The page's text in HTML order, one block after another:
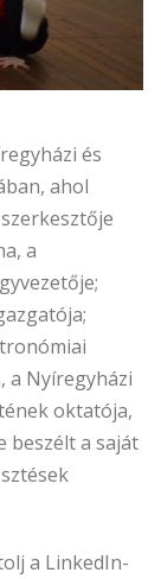
és
ahol
a
a Nyíregyházi
oktatója,
beszélt a saját
a LinkedIn-